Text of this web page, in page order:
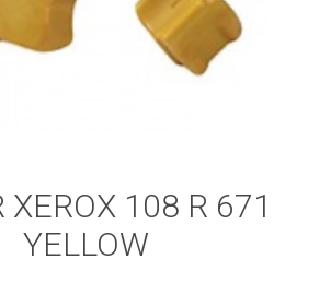
XEROX 108 R 671
YELLOW